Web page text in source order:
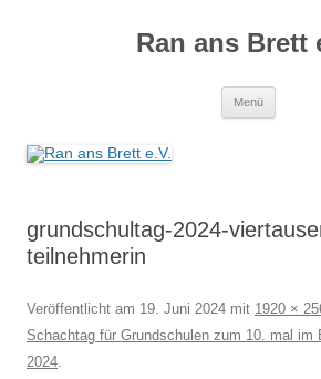
Ran ans Brett
Menü
grundschultag-2024-
teilnehmerin
Veröffentlicht am 19. Juni 2024 mit 1920 ×
Schachtag für Grundschulen zum 10. mal im
2024.